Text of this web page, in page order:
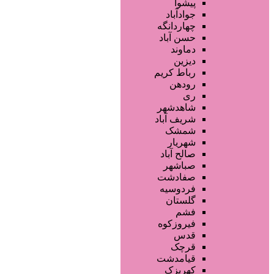
آرایشگاه زنانه
آرایشگاه مردانه
سالن زیبایی عروس
سالن VIP
آرایشگاه کودک
سایر خدمات
پیشوا
جوادآباد
چهاردانگه
حسن آباد
دماوند
دیزین
رباط کریم
رودهن
ری
شاهدشهر
شریف آباد
شمشک
شهریار
صالح آباد
صباشهر
صفادشت
فردوسیه
گلستان
فشم
فیروزکوه
قدس
قرچک
قیامدشت
کهریزک